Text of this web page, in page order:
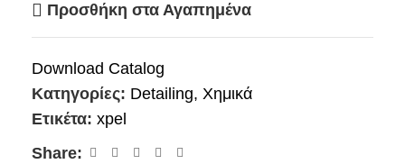
Προσθήκη στα Αγαπημένα
Download Catalog
Κατηγορίες: Detailing, Χημικά
Ετικέτα: xpel
Share: